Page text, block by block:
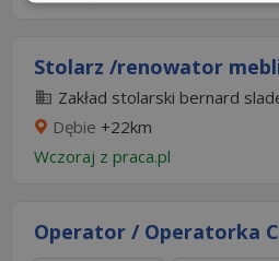
Stolarz /renowator
Zakład stolarski bernard
Dębie +22km
Wczoraj z praca.pl
Operator / Operatorka